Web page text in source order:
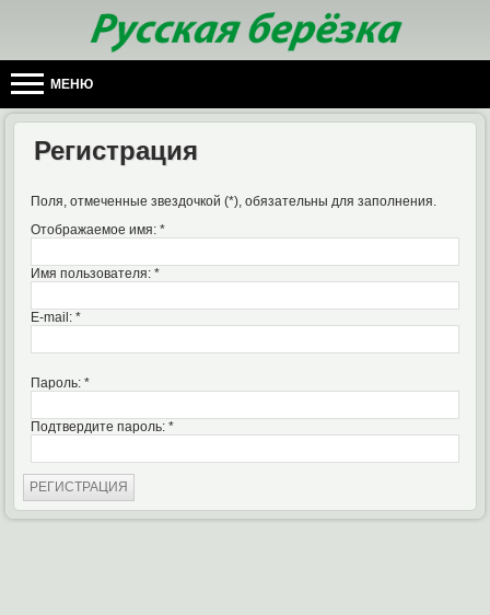
МЕНЮ
Регистрация
Поля, отмеченные звездочкой (*), обязательны для заполнения.
Отображаемое имя: *
Имя пользователя: *
E-mail: *
Пароль: *
Подтвердите пароль: *
РЕГИСТРАЦИЯ